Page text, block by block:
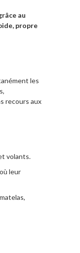
au
propre
les
recours aux
volants.
leur